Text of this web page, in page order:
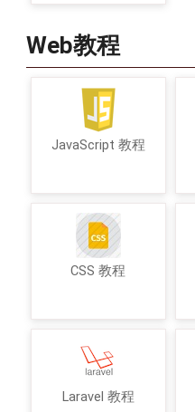
Web教程
JavaScript 教程
CSS 教程
Laravel 教程